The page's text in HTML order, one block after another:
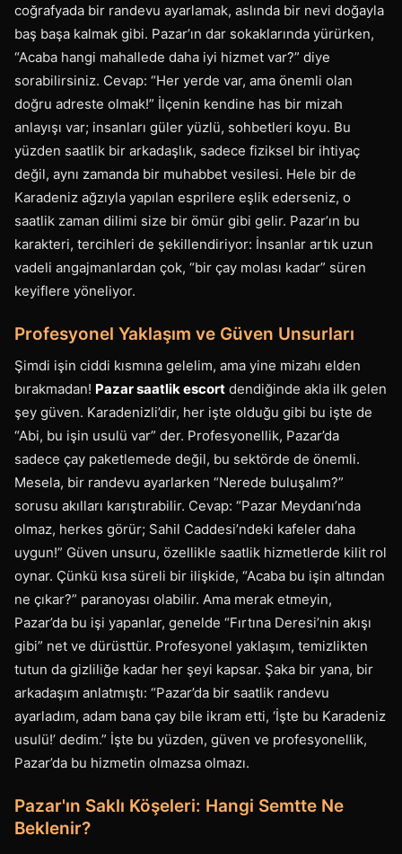
coğrafyada bir randevu ayarlamak, aslında bir nevi doğayla
baş başa kalmak gibi. Pazar’ın dar sokaklarında yürürken,
“Acaba hangi mahallede daha iyi hizmet var?” diye
sorabilirsiniz. Cevap: “Her yerde var, ama önemli olan
doğru adreste olmak!” İlçenin kendine has bir mizah
anlayışı var; insanları güler yüzlü, sohbetleri koyu. Bu
yüzden saatlik bir arkadaşlık, sadece fiziksel bir ihtiyaç
değil, aynı zamanda bir muhabbet vesilesi. Hele bir de
Karadeniz ağzıyla yapılan esprilere eşlik ederseniz, o
saatlik zaman dilimi size bir ömür gibi gelir. Pazar’ın bu
karakteri, tercihleri de şekillendiriyor: İnsanlar artık uzun
vadeli angajmanlardan çok, “bir çay molası kadar” süren
keyiflere yöneliyor.
Profesyonel Yaklaşım ve Güven Unsurları
Şimdi işin ciddi kısmına gelelim, ama yine mizahı elden
bırakmadan! Pazar saatlik escort dendiğinde akla ilk gelen
şey güven. Karadenizli’dir, her işte olduğu gibi bu işte de
“Abi, bu işin usulü var” der. Profesyonellik, Pazar’da
sadece çay paketlemede değil, bu sektörde de önemli.
Mesela, bir randevu ayarlarken “Nerede buluşalım?”
sorusu akılları karıştırabilir. Cevap: “Pazar Meydanı’nda
olmaz, herkes görür; Sahil Caddesi’ndeki kafeler daha
uygun!” Güven unsuru, özellikle saatlik hizmetlerde kilit rol
oynar. Çünkü kısa süreli bir ilişkide, “Acaba bu işin altından
ne çıkar?” paranoyası olabilir. Ama merak etmeyin,
Pazar’da bu işi yapanlar, genelde “Fırtına Deresi’nin akışı
gibi” net ve dürüsttür. Profesyonel yaklaşım, temizlikten
tutun da gizliliğe kadar her şeyi kapsar. Şaka bir yana, bir
arkadaşım anlatmıştı: “Pazar’da bir saatlik randevu
ayarladım, adam bana çay bile ikram etti, ‘İşte bu Karadeniz
usulü!’ dedim.” İşte bu yüzden, güven ve profesyonellik,
Pazar’da bu hizmetin olmazsa olmazı.
Pazar'ın Saklı Köşeleri: Hangi Semtte Ne
Beklenir?